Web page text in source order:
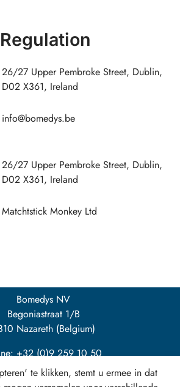
26/27 Upper Pembroke Street, Dublin,
D02 X361, Ireland
info@bomedys.be
26/27 Upper Pembroke Street, Dublin,
D02 X361, Ireland
Matchtstick Monkey Ltd
Bomedys NV
Begoniastraat 1/B
Nazareth (Belgium)
+32 (0)9 259 10 50
info@bomedys.be
te klikken, stemt u ermee in dat